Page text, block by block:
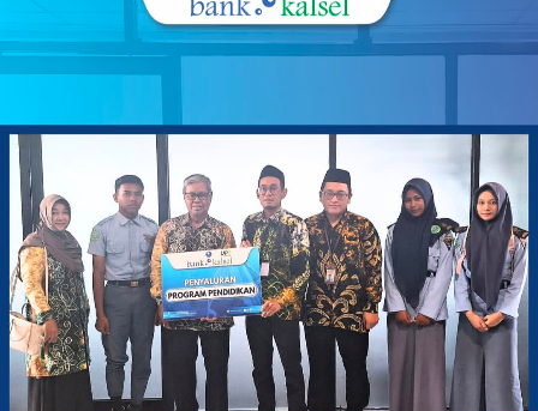
“Tempat ibadah megah tersebut siap difungsikan langsung
untuk pelaksanaan salat Jumat berjemaah setelah
“Kehadiran ikon religi baru ini sekaligus menambah
destinasi wisata spiritual bagi masyarakat di kawasan
perkantoran pemerintah, “ jelasnya.
Langkah tersebut membuktikan komitmen pemerintah
dalam merawat nilai keagamaan dan kebudayaan daerah.
Pada sektor ekonomi rakyat turut digenjot melalui gelaran
Kalsel Expo dengan memprioritaskan lapak bagi pelaku
usaha kecil.